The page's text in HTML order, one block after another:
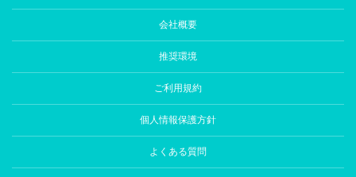
会社概要
推奨環境
ご利用規約
個人情報保護方針
よくある質問